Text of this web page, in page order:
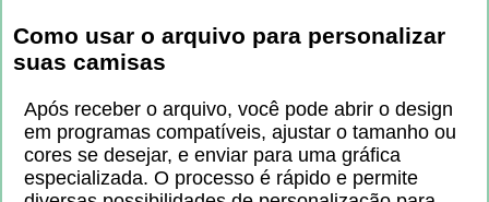
Como usar o arquivo para personalizar
suas camisas
Após receber o arquivo, você pode abrir o design
em programas compatíveis, ajustar o tamanho ou
cores se desejar, e enviar para uma gráfica
especializada. O processo é rápido e permite